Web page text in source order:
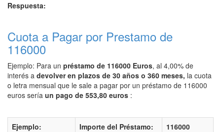
Respuesta:
Cuota a Pagar por Prestamo de
116000
Ejemplo: Para un préstamo de 116000 Euros, al 4,00% de
interés a devolver en plazos de 30 años o 360 meses, la cuota
o letra mensual que le sale a pagar por un préstamo de 116000
euros sería un pago de 553,80 euros :
Ejemplo: Importe del Préstamo:
116000